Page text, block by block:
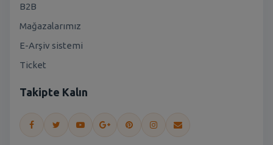
B2B
Mağazalarımız
E-Arşiv sistemi
Ticket
Takipte Kalın